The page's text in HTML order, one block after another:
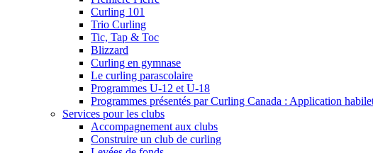
Curling 101
Trio Curling
Tic, Tap & Toc
Blizzard
Curling en gymnase
Le curling parascolaire
Programmes U-12 et U-18
Programmes présentés par Curling Canada : Application
Services pour les clubs
Accompagnement aux clubs
Construire un club de curling